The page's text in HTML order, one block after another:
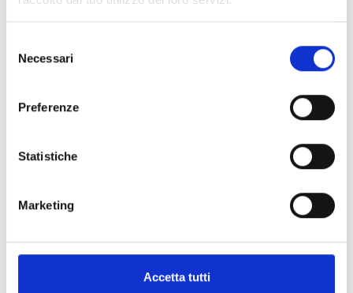
delNecessari
Preferenze
Statistiche
Marketing
Accetta tutti
IL CONTENUTO VI È STATO UTILE?
Altri link interessanti